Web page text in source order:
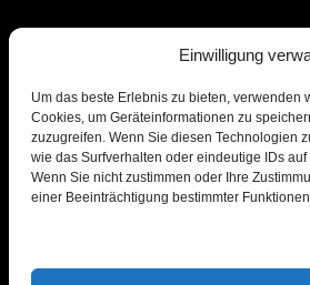
Einwilligung
Um das beste Erlebnis zu bieten, verwenden
Cookies, um Geräteinformationen zu
zuzugreifen. Wenn Sie diesen Technologien
wie das Surfverhalten oder eindeutige IDs
Wenn Sie nicht zustimmen oder Ihre
einer Beeinträchtigung bestimmter
© PiktID FlexCo
Lakeside Park B01a, 9020
office@piktid.com